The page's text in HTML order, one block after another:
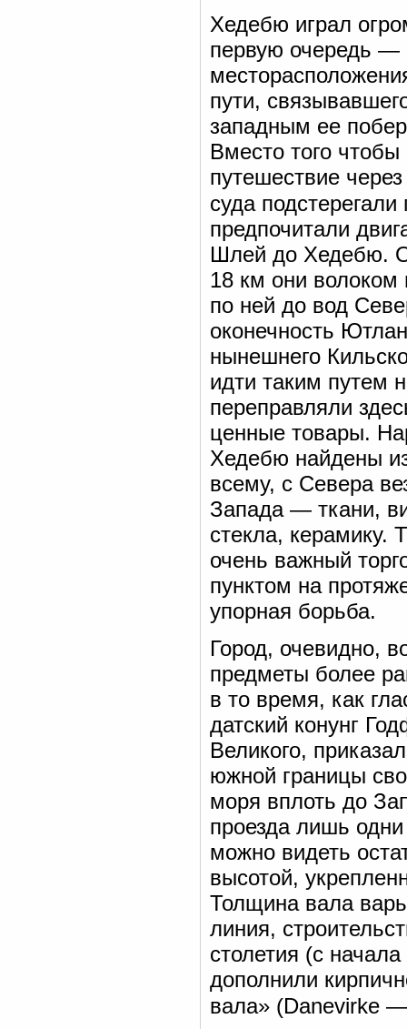
Хедебю играл
первую очередь —
пути,
западным ее
Вместо того
путешествие
суда
предпочитали
Шлей до Хедебю.
18 км они волоком
по ней до вод
оконечность
нынешнего
идти таким путем
переправляли
ценные товары.
Хедебю найдены
всему, с Севера
Запада — ткани,
стекла, керамику.
очень важный
пунктом на
упорная борьба.
Город, очевидно,
предметы более
в то время, как
датский конунг
Великого,
южной границы
моря вплоть до
проезда лишь
можно видеть
высотой,
Толщина вала
линия,
столетия (с
дополнили
вала» (Danevirke